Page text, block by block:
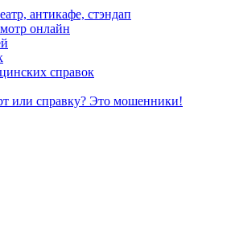
антикафе, стэндап
онлайн
справок
или справку? Это мошенники!